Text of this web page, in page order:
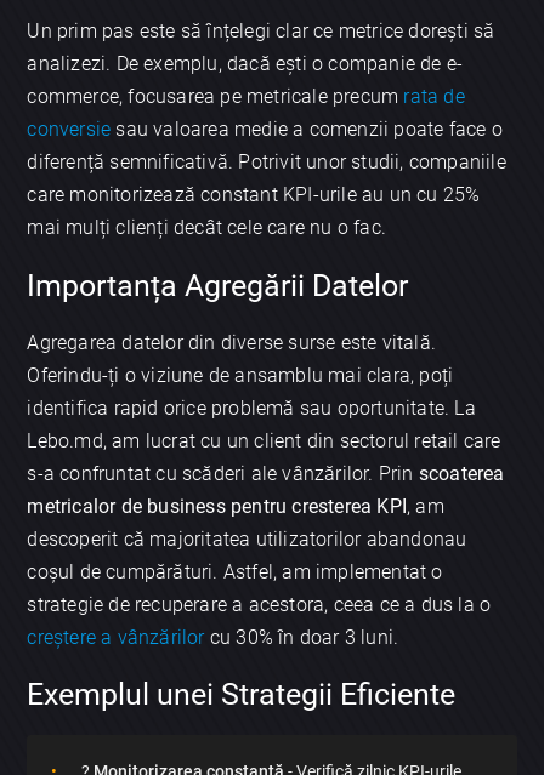
Un prim pas este să înțelegi clar ce metrice dorești să
analizezi. De exemplu, dacă ești o companie de e-
commerce, focusarea pe metricale precum rata de
conversie sau valoarea medie a comenzii poate face o
diferență semnificativă. Potrivit unor studii, companiile
care monitorizează constant KPI-urile au un cu 25%
mai mulți clienți decât cele care nu o fac.
Importanța Agregării Datelor
Agregarea datelor din diverse surse este vitală.
Oferindu-ți o viziune de ansamblu mai clara, poți
identifica rapid orice problemă sau oportunitate. La
Lebo.md, am lucrat cu un client din sectorul retail care
s-a confruntat cu scăderi ale vânzărilor. Prin scoaterea
metricalor de business pentru cresterea KPI, am
descoperit că majoritatea utilizatorilor abandonau
coșul de cumpărături. Astfel, am implementat o
strategie de recuperare a acestora, ceea ce a dus la o
creștere a vânzărilorcu 30% în doar 3 luni.
Exemplul unei Strategii Eficiente